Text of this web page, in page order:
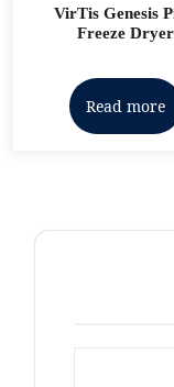
VirTis Genesis
Freeze Dryer
Read more